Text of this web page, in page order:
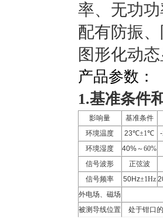
率、无功
配有防振
图形化动
产品参数：
1.基准条件
影响量
基准条件
环境温度
23℃±1℃
环境湿度
40%～60%
信号波形
正弦波
信号频率
50Hz±1Hz
外电场、磁场
被测导线位置
处于钳口